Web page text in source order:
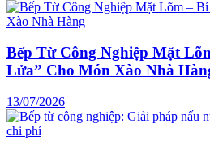
Bếp Từ Công Nghiệp Mặt
Lửa” Cho Món Xào Nhà
13/07/2026